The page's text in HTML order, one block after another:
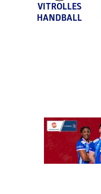
VITROLLES
HANDBALL